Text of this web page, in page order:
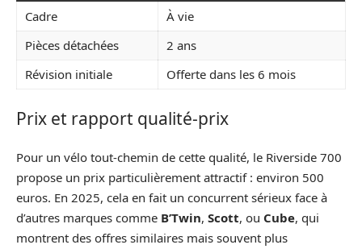
Cadre
À vie
Pièces détachées
2 ans
Révision initiale
Offerte dans les 6 mois
Prix et rapport qualité-prix
Pour un vélo tout-chemin de cette qualité, le Riverside 700
propose un prix particulièrement attractif : environ 500
euros. En 2025, cela en fait un concurrent sérieux face à
d’autres marques comme B’Twin, Scott, ou Cube, qui
montrent des offres similaires mais souvent plus